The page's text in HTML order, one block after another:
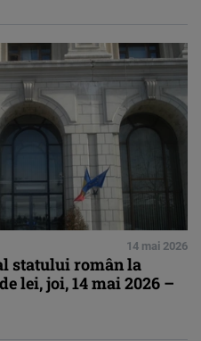
14 mai 2026
statului român la
lei, joi, 14 mai 2026 –